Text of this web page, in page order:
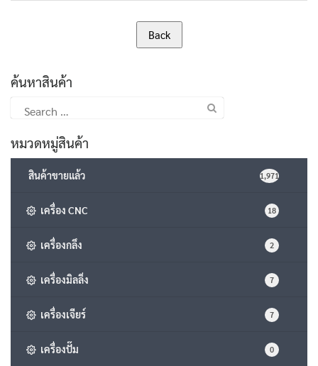
ค้นหาสินค้า
for:
หมวดหมู่สินค้า
สินค้าขายแล้ว 1,971
เครื่อง CNC 18
เครื่องกลึง 2
เครื่องมิลลิ่ง 7
เครื่องเจียร์ 7
เครื่องปั๊ม 0